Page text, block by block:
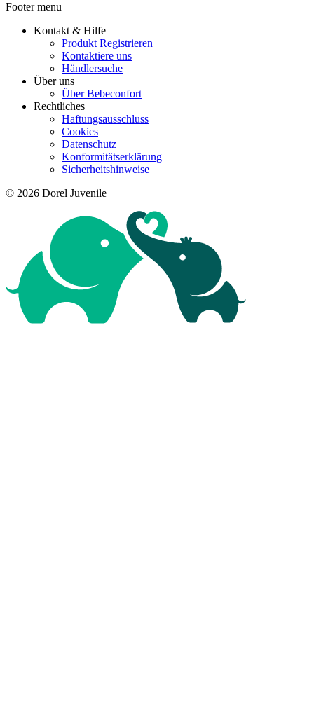
Footer menu
Kontakt & Hilfe
Produkt Registrieren
Kontaktiere uns
Händlersuche
Über uns
Über Bebeconfort
Rechtliches
Haftungsausschluss
Cookies
Datenschutz
Konformitätserklärung
Sicherheitshinweise
© 2026 Dorel Juvenile